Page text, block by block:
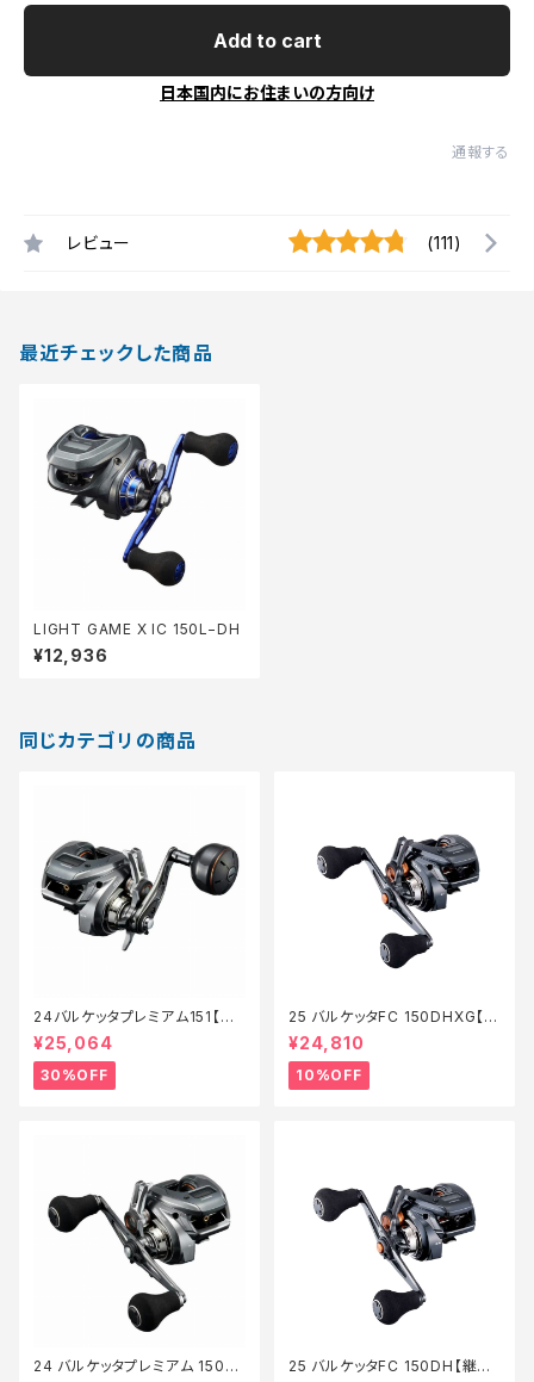
Add to cart
日本国内にお住まいの方向け
通報する
レビュー (111)
最近チェックした商品
LIGHT GAME X IC 150L−DH
¥12,936
同じカテゴリの商品
24バルケッタプレミアム151【特
価リール】【30】
¥25,064
30%OFF
25 バルケッタFC 150DHXG【継
続セール_リール】【10】
¥24,810
10%OFF
24 バルケッタプレミアム 150D
25 バルケッタFC 150DH【継続